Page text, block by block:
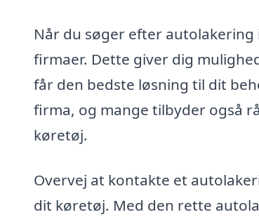
Når du søger efter
firmaer. Dette giver dig
får den bedste løsning til dit
firma, og mange tilbyder også
køretøj.
Overvej at kontakte et
dit køretøj. Med den rette